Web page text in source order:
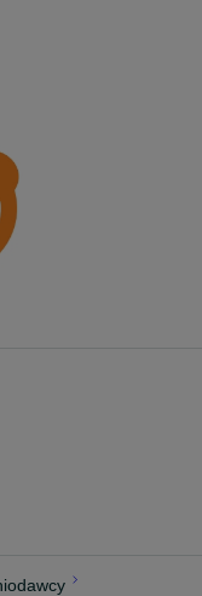
stereo all in one cvr